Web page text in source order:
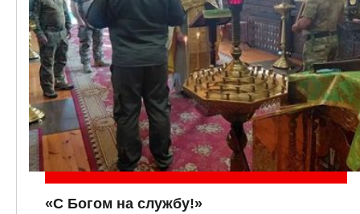
«С Богом на службу!»